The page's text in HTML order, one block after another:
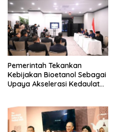
Pemerintah Tekankan
Kebijakan Bioetanol Sebagai
Upaya Akselerasi Kedaulatan